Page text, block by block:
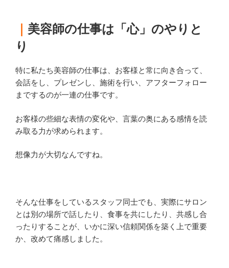
美容師の仕事は「心」のやりと
り
特に私たち美容師の仕事は、お客様と常に向き合って、
会話をし、プレゼンし、施術を行い、アフターフォロー
までするのが一連の仕事です。
お客様の些細な表情の変化や、言葉の奥にある感情を読
み取る力が求められます。
想像力が大切なんですね。
そんな仕事をしているスタッフ同士でも、実際にサロン
とは別の場所で話したり、食事を共にしたり、共感し合
ったりすることが、いかに深い信頼関係を築く上で重要
か、改めて痛感しました。